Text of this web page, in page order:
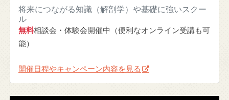
将来につながる知識（解剖学）や基礎に強いスクー
ル
無料相談会・体験会開催中（便利なオンライン受講も可
能）
開催日程やキャンペーン内容を見る